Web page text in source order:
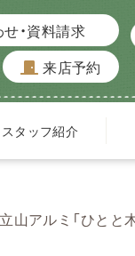
・資料請求
来店予約
スタッフ紹介
山アルミ「ひとと